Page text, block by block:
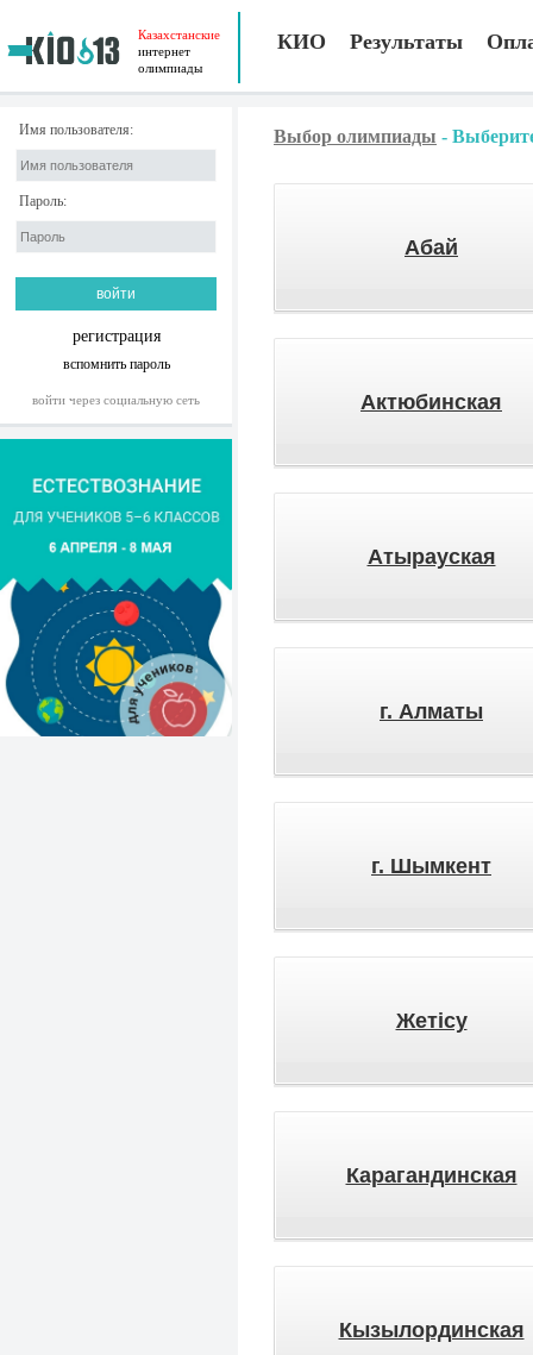
Казахстанские
интернет
олимпиады
КИО Результаты
Имя пользователя:
Пароль:
регистрация
вспомнить пароль
войти через социальную сеть
Выбор олимпиады -
Абай
Актюбинская
Атырауская
г. Алматы
г. Шымкент
Жетісу
Карагандинская
Кызылординская